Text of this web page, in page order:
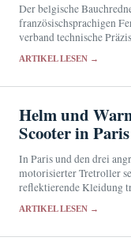
Der belgische
französischsprachigen
verband technische
ARTIKEL LESEN →
Helm und
Scooter in
In Paris und den drei
motorisierter Tretroller
reflektierende Kleidung
ARTIKEL LESEN →